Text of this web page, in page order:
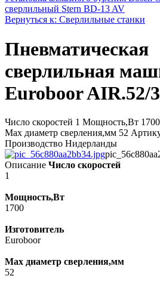
сверлильный Stern BD-13 AV
Вернуться к: Сверлильные станки
Пневматическая
сверлильная
Euroboor AIR.52/3
Число скоростей 1 Мощность,Вт
Max диаметр сверления,мм 52
Производство Нидерланды
Описание Число скоростей
1
Мощность,Вт
1700
Изготовитель
Euroboor
Max диаметр сверления,мм
52